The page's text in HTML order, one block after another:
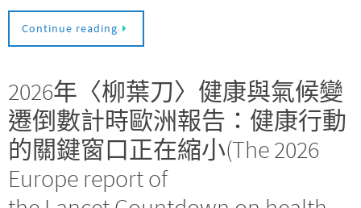
Continue reading
2026年〈柳葉刀〉健康與氣候變
遷倒數計時歐洲報告：健康行動
的關鍵窗口正在縮小(The 2026
Europe report of